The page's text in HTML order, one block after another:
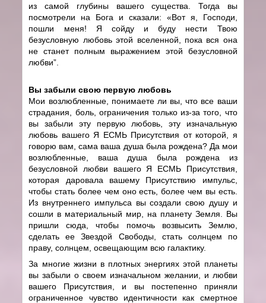
из самой глубины вашего существа. Тогда вы
посмотрели на Бога и сказали: «Вот я, Господи,
пошли меня! Я сойду и буду нести Твою
безусловную любовь этой вселенной, пока вся она
не станет полным выражением этой безусловной
любви”.
Вы забыли свою первую любовь
Мои возлюбленные, понимаете ли вы, что все ваши
страдания, боль, ограничения только из-за того, что
вы забыли эту первую любовь, эту изначальную
любовь вашего Я ЕСМЬ Присутствия от которой, я
говорю вам, сама ваша душа была рождена? Да мои
возлюбленные, ваша душа была рождена из
безусловной любви вашего Я ЕСМЬ Присутствия,
которая даровала вашему Присутствию импульс,
чтобы стать более чем оно есть, более чем вы есть.
Из внутреннего импульса вы создали свою душу и
сошли в материальный мир, на планету Земля. Вы
пришли сюда, чтобы помочь возвысить Землю,
сделать ее Звездой Свободы, стать солнцем по
праву, солнцем, освещающим всю галактику.
За многие жизни в плотных энергиях этой планеты
вы забыли о своем изначальном желании, и любви
вашего Присутствия, и вы постепенно приняли
ограниченное чувство идентичности как смертное